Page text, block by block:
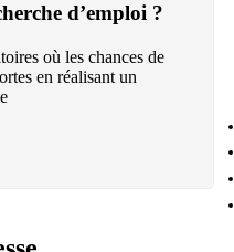
d’emploi ?
où les chances de
en réalisant un